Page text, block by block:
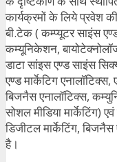
कार्यक्रमों के लिये प्रवेश
बी.टेक ( कम्प्यूटर साइंस
कम्यूनिकेशन,
डाटा सांइस एण्ड साइंस
एण्ड मार्केटिग
बिजनैस एनालॉटिक्स,
सोशल मीडिया मार्केटिंग)
डिजीटल मार्केटिंग,
है।